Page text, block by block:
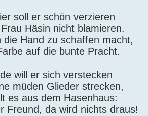
soll er schön verzieren
Häsin nicht blamieren.
die Hand zu schaffen macht,
auf die bunte Pracht.
will er sich verstecken
müden Glieder strecken,
es aus dem Hasenhaus:
Freund, da wird nichts draus!